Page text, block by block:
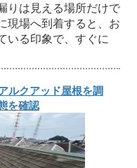
りは見える場所だけで
現場へ到着すると、お
いる印象で、すぐに
ルクアッド屋根を調
を確認